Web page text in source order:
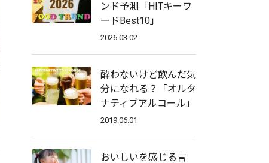
ンド予測「HITキーワ
ードBest10」
2026.03.02
酔わないけど飲んだ気
分になれる？「オルタ
ナティブアルコール」
2019.06.01
おいしいを感じる言